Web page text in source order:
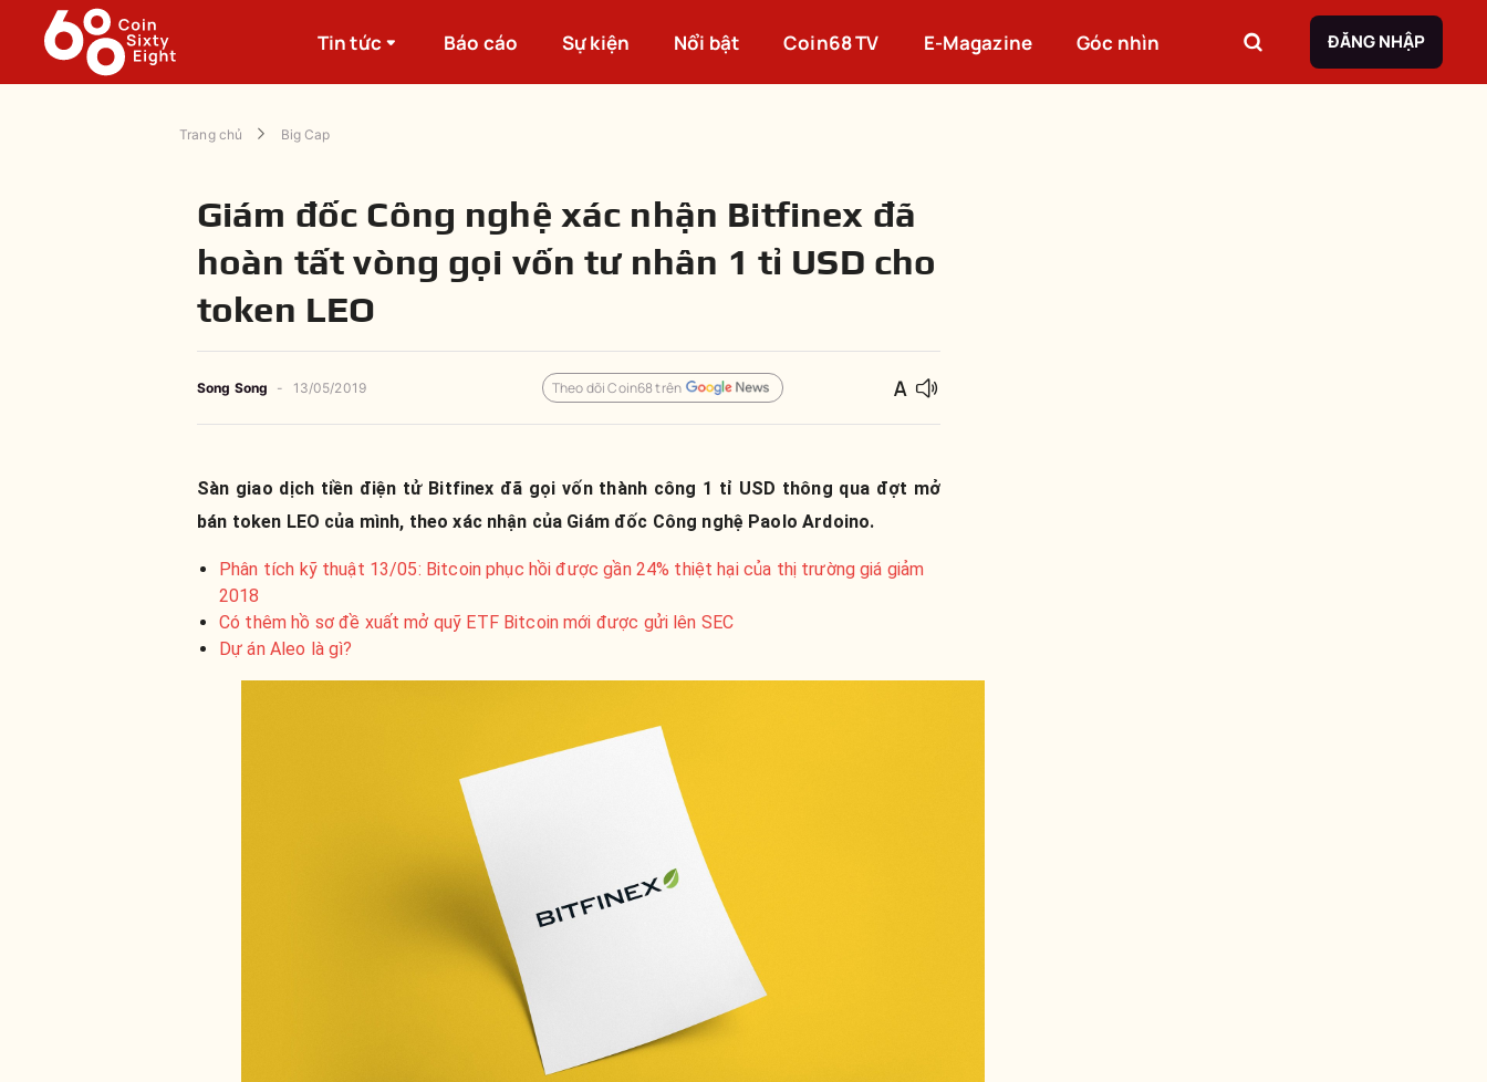
Tin tức Báo cáo Sự kiện Nổi bật Coin68 TV E-Magazine Góc nhìn ĐĂNG NHẬP
Trang chủ Big Cap
Giám đốc Công nghệ xác nhận Bitfinex đã
hoàn tất vòng gọi vốn tư nhân 1 tỉ USD cho
token LEO
Song Song - 13/05/2019 Theo dõi Coin68 trên
Sàn giao dịch tiền điện tử Bitfinex đã gọi vốn thành công 1 tỉ USD thông qua đợt mở
bán token LEO của mình, theo xác nhận của Giám đốc Công nghệ Paolo Ardoino.
Phân tích kỹ thuật 13/05: Bitcoin phục hồi được gần 24% thiệt hại của thị trường giá giảm
2018
Có thêm hồ sơ đề xuất mở quỹ ETF Bitcoin mới được gửi lên SEC
Dự án Aleo là gì?